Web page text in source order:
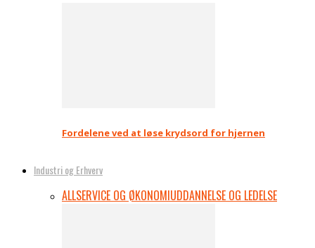
Fordelene ved at løse krydsord for hjernen
Industri og Erhverv
ALLSERVICE OG ØKONOMIUDDANNELSE OG LEDELSE